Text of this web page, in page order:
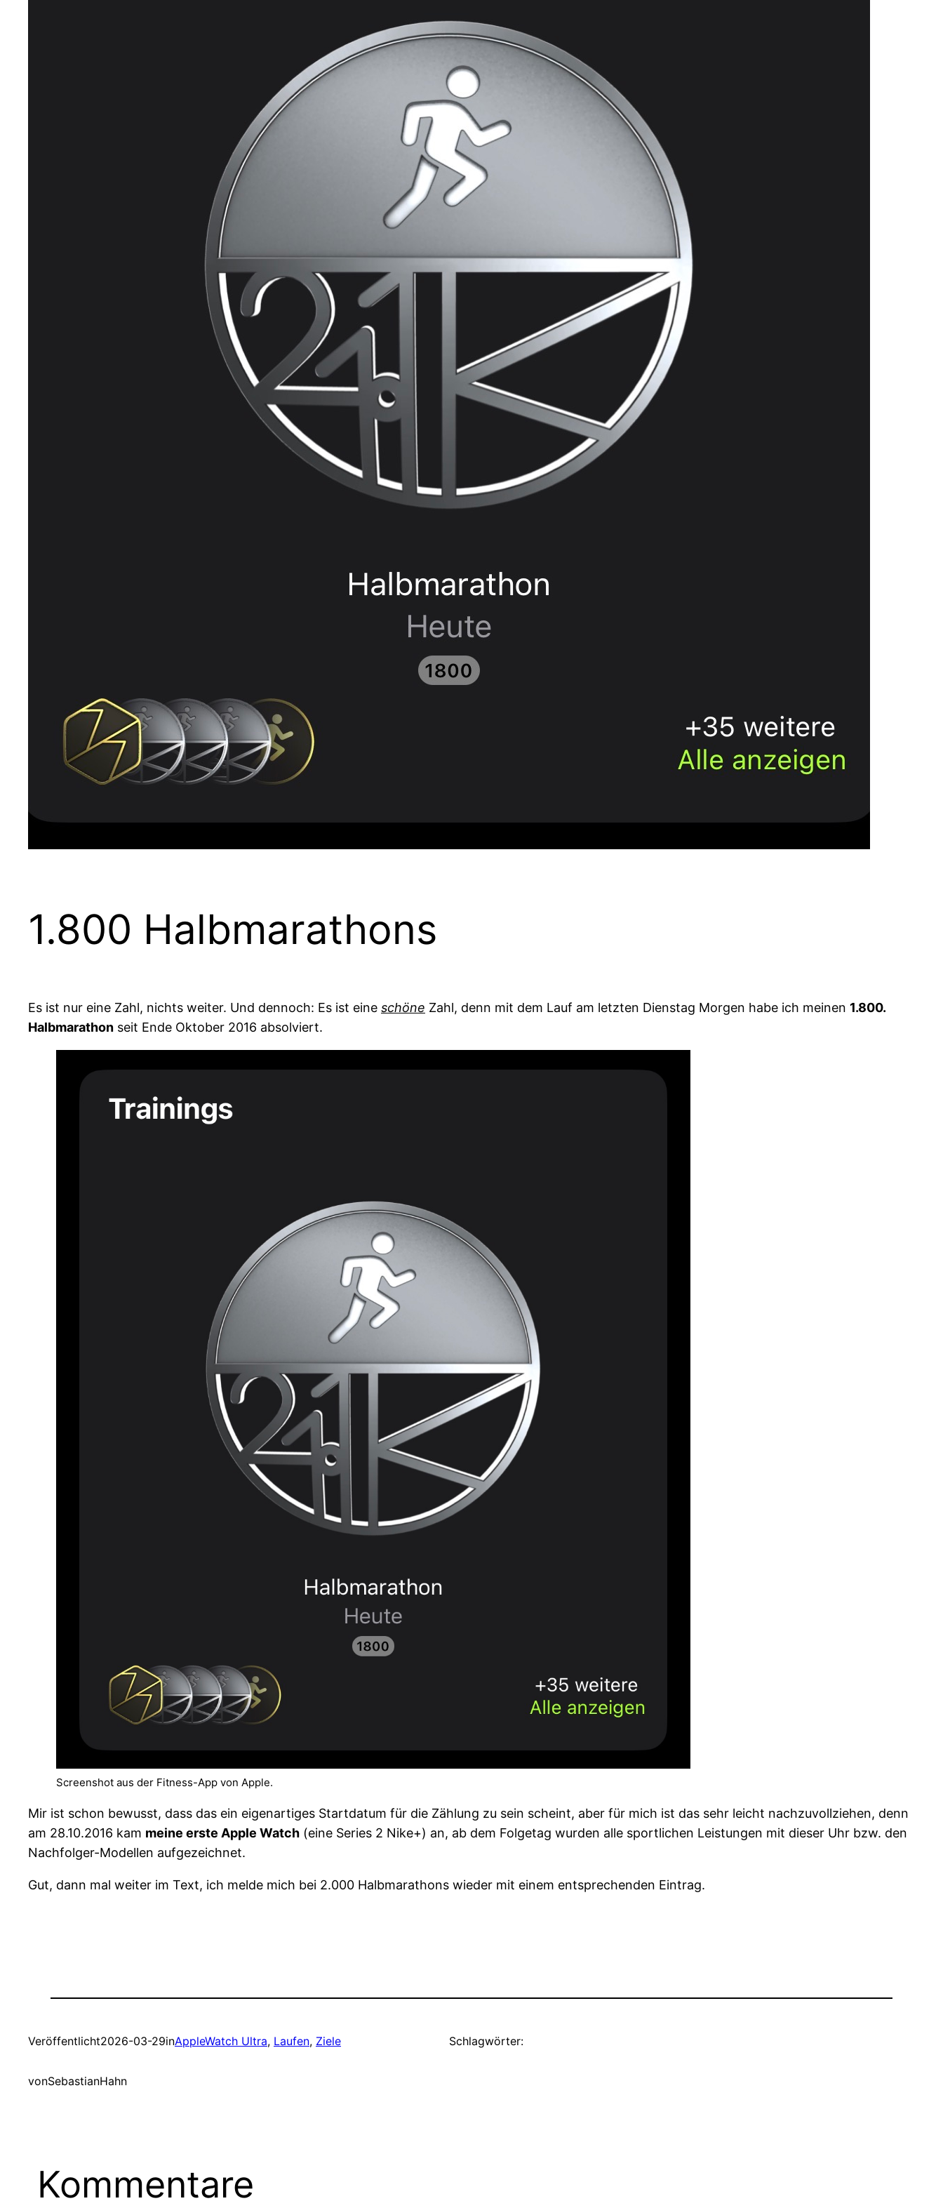
1.800 Halbmarathons
Es ist nur eine Zahl, nichts weiter. Und dennoch: Es ist eine schöne Zahl, denn mit dem Lauf am letzten Dienstag Morgen habe ich meinen 1.800.
Halbmarathon seit Ende Oktober 2016 absolviert.
Screenshot aus der Fitness-App von Apple.
Mir ist schon bewusst, dass das ein eigenartiges Startdatum für die Zählung zu sein scheint, aber für mich ist das sehr leicht nachzuvollziehen, denn
am 28.10.2016 kam meine erste Apple Watch (eine Series 2 Nike+) an, ab dem Folgetag wurden alle sportlichen Leistungen mit dieser Uhr bzw. den
Nachfolger-Modellen aufgezeichnet.
Gut, dann mal weiter im Text, ich melde mich bei 2.000 Halbmarathons wieder mit einem entsprechenden Eintrag.
Veröffentlicht2026-03-29inAppleWatch Ultra, Laufen, Ziele
vonSebastianHahn
Schlagwörter:
Kommentare